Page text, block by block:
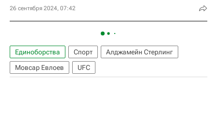
26 сентября 2024, 07:42
Единоборства Спорт
Алджамейн Стерлинг
Мовсар Евлоев
UFC